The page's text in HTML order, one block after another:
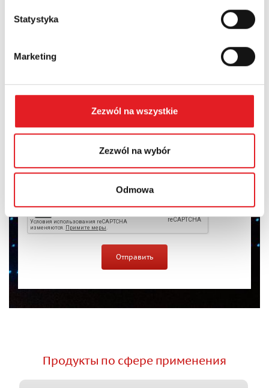
Statystyka
Marketing
Zezwól na wszystkie
Zezwól na wybór
Odmowa
I consent to the processing of my personal data by Relpol
S.A. More information on the processing of personal data
I have read thePrivacy Policy*
Продукты по сфере применения